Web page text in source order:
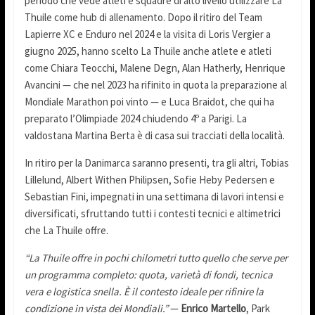
Thuile come hub di allenamento. Dopo il ritiro del Team
Lapierre XC e Enduro nel 2024 e la visita di Loris Vergier a
giugno 2025, hanno scelto La Thuile anche atlete e atleti
come Chiara Teocchi, Malene Degn, Alan Hatherly, Henrique
Avancini — che nel 2023 ha rifinito in quota la preparazione al
Mondiale Marathon poi vinto — e Luca Braidot, che qui ha
preparato l’Olimpiade 2024 chiudendo 4º a Parigi. La
valdostana Martina Berta è di casa sui tracciati della località.
In ritiro per la Danimarca saranno presenti, tra gli altri, Tobias
Lillelund, Albert Withen Philipsen, Sofie Heby Pedersen e
Sebastian Fini, impegnati in una settimana di lavori intensi e
diversificati, sfruttando tutti i contesti tecnici e altimetrici
che La Thuile offre.
“La Thuile offre in pochi chilometri tutto quello che serve per
un programma completo: quota, varietà di fondi, tecnica
vera e logistica snella. È il contesto ideale per rifinire la
condizione in vista dei Mondiali.”— Enrico Martello, Park